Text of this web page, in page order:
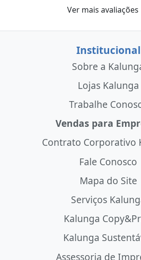
Ver mais avaliações
Institucional
Sobre a
Lojas Kalunga
Trabalhe
Vendas para
Contrato Corporativo
Fale Conosco
Mapa do Site
Serviços
Kalunga
Kalunga
Assessoria de